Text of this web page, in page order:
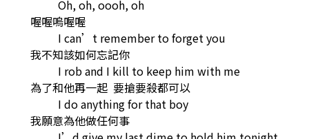
Oh, oh, oooh, oh
喔喔嗚喔喔
I can’t remember to forget you
我不知該如何忘記你
I rob and I kill to keep him with me
為了和他再一起 要搶要殺都可以
I do anything for that boy
我願意為他做任何事